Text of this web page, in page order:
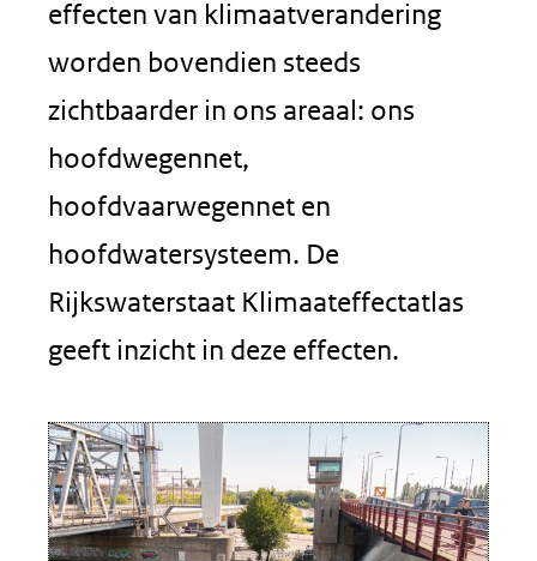
effecten van klimaatverandering
worden bovendien steeds
zichtbaarder in ons areaal: ons
hoofdwegennet,
hoofdvaarwegennet en
hoofdwatersysteem. De
Rijkswaterstaat Klimaateffectatlas
geeft inzicht in deze effecten.